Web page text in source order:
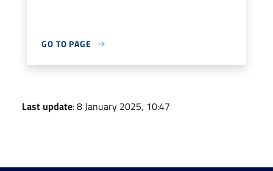
GO TO PAGE
Last update: 8 January 2025, 10:47